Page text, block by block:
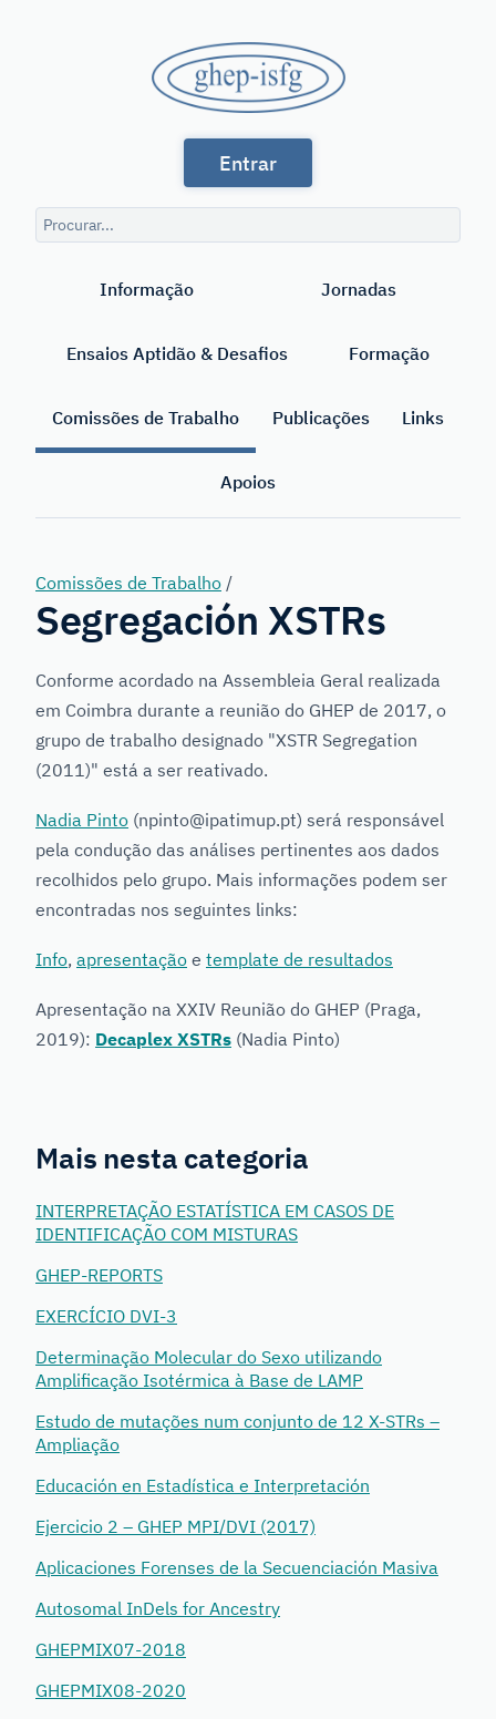
GHEP
-
ISFG
Línguas
Espanhola
Society
for
Genetics
Entrar
Consulta
de
Informação Jornadas
Ensaios Aptidão & Desafios Formação
Comissões de Trabalho Publicações Links
Apoios
Comissões de Trabalho /
Segregación XSTRs
Conforme acordado na Assembleia Geral realizada
em Coimbra durante a reunião do GHEP de 2017, o
grupo de trabalho designado "XSTR Segregation
(2011)" está a ser reativado.
Nadia Pinto (npinto@ipatimup.pt) será responsável
pela condução das análises pertinentes aos dados
recolhidos pelo grupo. Mais informações podem ser
encontradas nos seguintes links:
Info, apresentação e template de resultados
Apresentação na XXIV Reunião do GHEP (Praga,
2019): Decaplex XSTRs (Nadia Pinto)
Mais nesta categoria
INTERPRETAÇÃO ESTATÍSTICA EM CASOS DE
IDENTIFICAÇÃO COM MISTURAS
GHEP-REPORTS
EXERCÍCIO DVI-3
Determinação Molecular do Sexo utilizando
Amplificação Isotérmica à Base de LAMP
Estudo de mutações num conjunto de 12 X-STRs –
Ampliação
Educación en Estadística e Interpretación
Ejercicio 2 – GHEP MPI/DVI (2017)
Aplicaciones Forenses de la Secuenciación Masiva
Autosomal InDels for Ancestry
GHEPMIX07-2018
GHEPMIX08-2020